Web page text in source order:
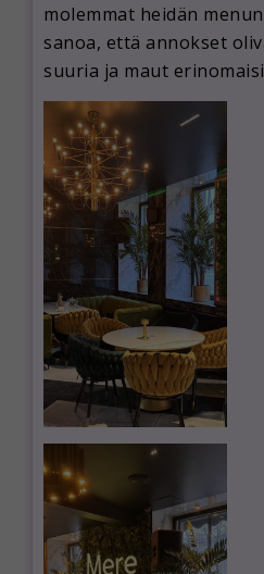
molemmat heidän
sanoa, että annokset
suuria ja maut